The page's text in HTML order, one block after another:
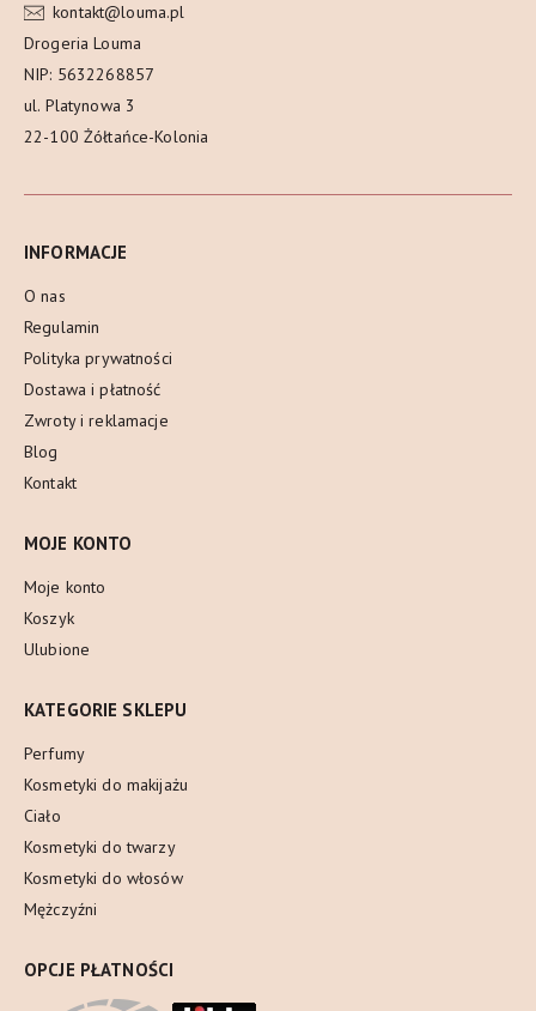
kontakt@louma.pl
Drogeria Louma
NIP: 5632268857
ul. Platynowa 3
22-100 Żółtańce-Kolonia
INFORMACJE
O nas
Regulamin
Polityka prywatności
Dostawa i płatność
Zwroty i reklamacje
Blog
Kontakt
MOJE KONTO
Moje konto
Koszyk
Ulubione
KATEGORIE SKLEPU
Perfumy
Kosmetyki do makijażu
Ciało
Kosmetyki do twarzy
Kosmetyki do włosów
Mężczyźni
OPCJE PŁATNOŚCI